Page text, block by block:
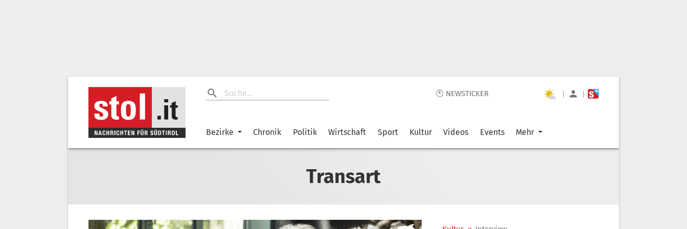
🕙 NEWSTICKER | |
Bezirke Chronik Politik Wirtschaft Sport Kultur Videos Events Mehr
Transart